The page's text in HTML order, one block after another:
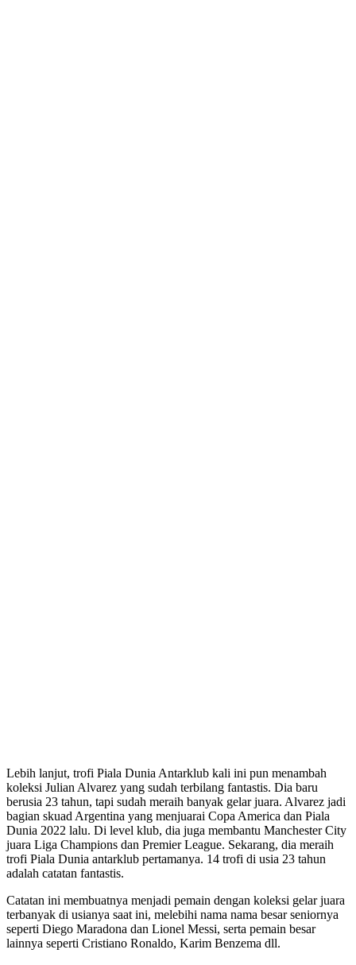
Lebih lanjut, trofi Piala Dunia Antarklub kali ini pun menambah
koleksi Julian Alvarez yang sudah terbilang fantastis. Dia baru
berusia 23 tahun, tapi sudah meraih banyak gelar juara. Alvarez jadi
bagian skuad Argentina yang menjuarai Copa America dan Piala
Dunia 2022 lalu. Di level klub, dia juga membantu Manchester City
juara Liga Champions dan Premier League. Sekarang, dia meraih
trofi Piala Dunia antarklub pertamanya. 14 trofi di usia 23 tahun
adalah catatan fantastis.
Catatan ini membuatnya menjadi pemain dengan koleksi gelar juara
terbanyak di usianya saat ini, melebihi nama nama besar seniornya
seperti Diego Maradona dan Lionel Messi, serta pemain besar
lainnya seperti Cristiano Ronaldo, Karim Benzema dll.